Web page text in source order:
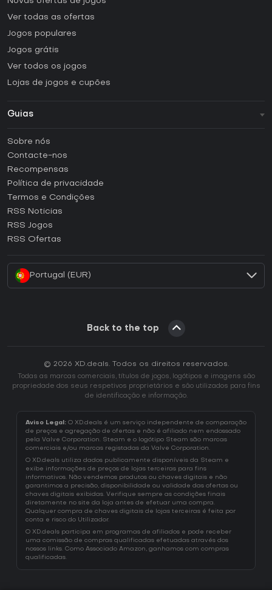
Ver todas as ofertas
Jogos populares
Jogos grátis
Ver todos os jogos
Lojas de jogos e cupões
Guias
Como ativar uma CD Key Steam?
Como ativar uma CD Key Epic Games?
Como ativar uma CD Key GOG?
Como ativar uma CD Key Ubisoft Connect?
Sobre nós
Contacte-nos
Recompensas
Política de privacidade
Termos e Condições
RSS Noticias
RSS Jogos
RSS Ofertas
Portugal (EUR)
Back to the top
© 2026 XD.deals. Todos os direitos reservados.
Todas as marcas comerciais, títulos de jogos, logótipos e imagens são
propriedade dos seus respetivos proprietários e são utilizados para fins
de identificação e informação.
Aviso Legal: O XD.deals é um serviço independente de comparação
de preços e agregação de ofertas e não é afiliado nem endossado
pela Valve Corporation. Steam e o logótipo Steam são marcas
comerciais e/ou marcas registadas da Valve Corporation.
O XD.deals utiliza dados publicamente disponíveis da Steam e
exibe informações de preços de lojas terceiras para fins
informativos. Não vendemos produtos ou chaves digitais e não
garantimos a precisão, disponibilidade ou validade das ofertas ou
chaves digitais exibidas. Verifique sempre as condições finais
diretamente no site da loja antes de efetuar uma compra.
Qualquer compra de chaves digitais de lojas terceiras é feita por
conta e risco do Utilizador.
O XD.deals participa em programas de afiliados e pode receber
uma comissão de compras qualificadas efetuadas através dos
nossos links. Como Associado Amazon, ganhamos com compras
qualificadas.